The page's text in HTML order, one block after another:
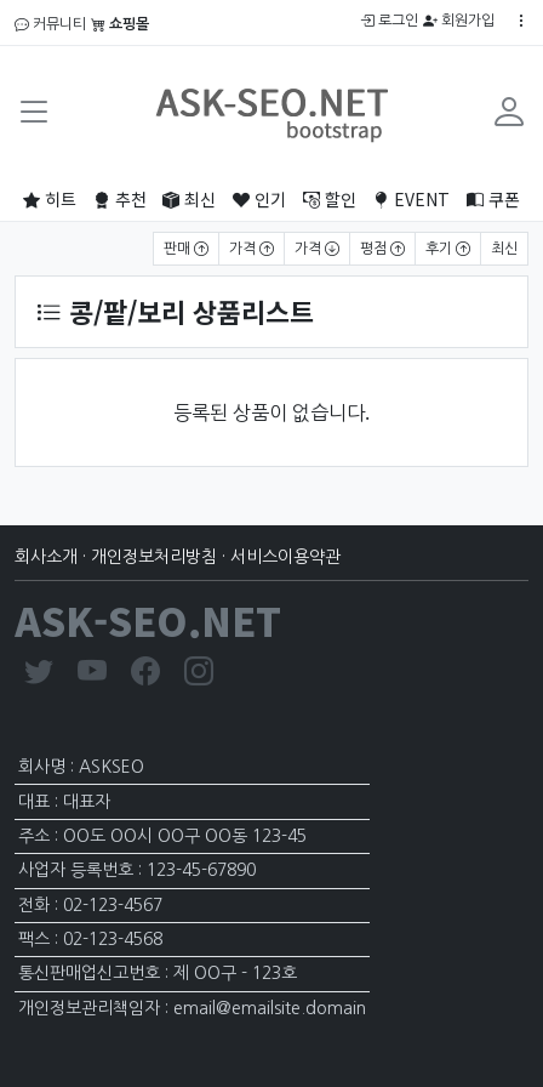
커뮤니티 쇼핑몰 로그인 회원가입
히트 추천 최신 인기 할인 EVENT 쿠폰
판매 가격 가격 평점 후기 최신
콩/팥/보리 상품리스트
등록된 상품이 없습니다.
회사소개 · 개인정보처리방침 · 서비스이용약관
ASK-SEO.NET
회사명 : ASKSEO
대표 : 대표자
주소 : OO도 OO시 OO구 OO동 123-45
사업자 등록번호 : 123-45-67890
전화 : 02-123-4567
팩스 : 02-123-4568
통신판매업신고번호 : 제 OO구 - 123호
개인정보관리책임자 : email@emailsite.domain